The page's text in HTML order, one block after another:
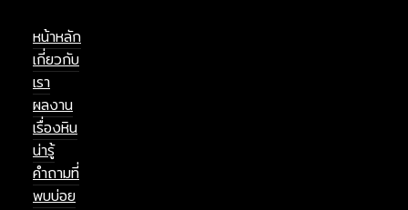
หน้าหลัก
เกี่ยวกับ
เรา
ผลงาน
เรื่องหิน
น่ารู้
คำถามที่
พบบ่อย